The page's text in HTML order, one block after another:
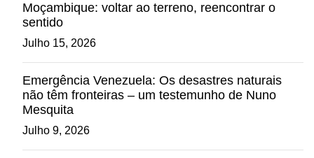
Moçambique: voltar ao terreno, reencontrar o
sentido
Julho 15, 2026
Emergência Venezuela: Os desastres naturais
não têm fronteiras – um testemunho de Nuno
Mesquita
Julho 9, 2026